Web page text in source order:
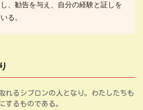
、勧告を与え、自分の経験と証しを
る。
れるシブロンの人となり。わたしたちも
するものである。